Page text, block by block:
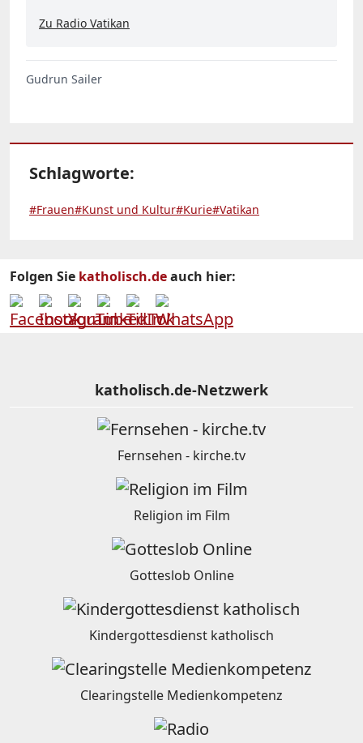
Zu Radio Vatikan
Gudrun Sailer
Schlagworte:
#Frauen#Kunst und Kultur#Kurie#Vatikan
Folgen Sie katholisch.deauch hier:
katholisch.de-Netzwerk
Fernsehen - kirche.tv
Religion im Film
Gotteslob Online
Kindergottesdienst katholisch
Clearingstelle Medienkompetenz